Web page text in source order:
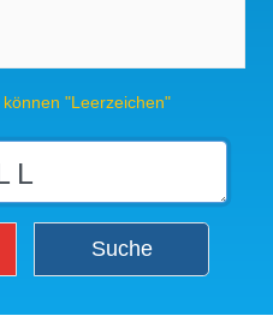
"Leerzeichen"
Suche